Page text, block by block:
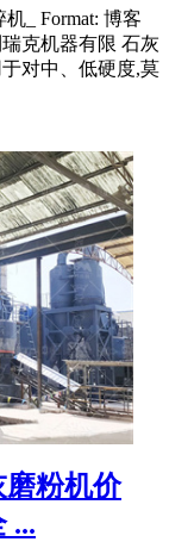
_ Format: 博客
克机器有限 石灰
对中、低硬度,莫
粉机价
...